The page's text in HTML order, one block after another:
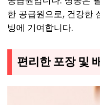
한 공급원으로, 건강한
빙에 기여합니다.
편리한 포장 및